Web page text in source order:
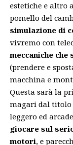
estetiche e altro
pomello del
simulazione di
vivremo con
meccaniche che
(prendere e
macchina e
Questa sarà la
magari dal titolo
leggero ed
giocare sul
motori, e